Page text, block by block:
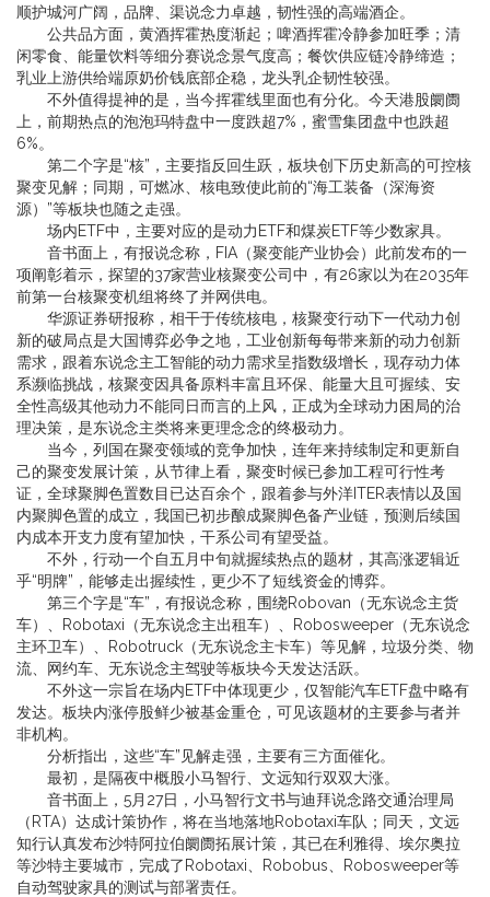
顺护城河广阔，品牌、渠说念力卓越，韧性强的高端酒企。
公共品方面，黄酒挥霍热度渐起；啤酒挥霍冷静参加旺季；清
闲零食、能量饮料等细分赛说念景气度高；餐饮供应链冷静缔造；
乳业上游供给端原奶价钱底部企稳，龙头乳企韧性较强。
不外值得提神的是，当今挥霍线里面也有分化。今天港股阛阓
上，前期热点的泡泡玛特盘中一度跌超7%，蜜雪集团盘中也跌超
6%。
第二个字是“核”，主要指反回生跃，板块创下历史新高的可控核
聚变见解；同期，可燃冰、核电致使此前的“海工装备（深海资
源）”等板块也随之走强。
场内ETF中，主要对应的是动力ETF和煤炭ETF等少数家具。
音书面上，有报说念称，FIA（聚变能产业协会）此前发布的一
项阐彰着示，探望的37家营业核聚变公司中，有26家以为在2035年
前第一台核聚变机组将终了并网供电。
华源证券研报称，相干于传统核电，核聚变行动下一代动力创
新的破局点是大国博弈必争之地，工业创新每每带来新的动力创新
需求，跟着东说念主工智能的动力需求呈指数级增长，现存动力体
系濒临挑战，核聚变因具备原料丰富且环保、能量大且可握续、安
全性高级其他动力不能同日而言的上风，正成为全球动力困局的治
理决策，是东说念主类将来更理念念的终极动力。
当今，列国在聚变领域的竞争加快，连年来持续制定和更新自
己的聚变发展计策，从节律上看，聚变时候已参加工程可行性考
证，全球聚脚色置数目已达百余个，跟着参与外洋ITER表情以及国
内聚脚色置的成立，我国已初步酿成聚脚色备产业链，预测后续国
内成本开支力度有望加快，干系公司有望受益。
不外，行动一个自五月中旬就握续热点的题材，其高涨逻辑近
乎“明牌”，能够走出握续性，更少不了短线资金的博弈。
第三个字是“车”，有报说念称，围绕Robovan（无东说念主货
车）、Robotaxi（无东说念主出租车）、Robosweeper（无东说念
主环卫车）、Robotruck（无东说念主卡车）等见解，垃圾分类、物
流、网约车、无东说念主驾驶等板块今天发达活跃。
不外这一宗旨在场内ETF中体现更少，仅智能汽车ETF盘中略有
发达。板块内涨停股鲜少被基金重仓，可见该题材的主要参与者并
非机构。
分析指出，这些“车”见解走强，主要有三方面催化。
最初，是隔夜中概股小马智行、文远知行双双大涨。
音书面上，5月27日，小马智行文书与迪拜说念路交通治理局
（RTA）达成计策协作，将在当地落地Robotaxi车队；同天，文远
知行认真发布沙特阿拉伯阛阓拓展计策，其已在利雅得、埃尔奥拉
等沙特主要城市，完成了Robotaxi、Robobus、Robosweeper等
自动驾驶家具的测试与部署责任。